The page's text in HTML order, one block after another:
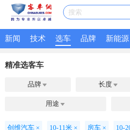
搜索
新闻 技术 选车 品牌 新能源
精准选客车
品牌  长度 
用途 
创维汽车 × 10-11米 × 房车 × 10-